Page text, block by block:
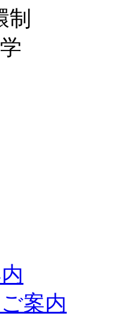
案内